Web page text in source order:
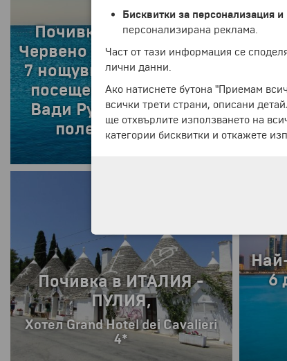
Екскурзия в МАРОКО -
Магията на пустинята с
директен полет до
Маракеш
Почивка в ИТАЛИЯ -
ПУЛИЯ,
Хотел Grand Hotel dei Cavalieri
4*
Бисквитки за персонализация
персонализирана реклама.
Част от тази информация се
лични данни.
Ако натиснете бутона "Приемам
всички трети страни, описани
ще отхвърлите използването на
категории бисквитки и откажете